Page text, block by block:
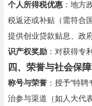
个人所得税优惠 ：地方
税返还或补贴（需符合
提供创业贷款贴息、政
识产权奖励 ：对获得专
四、荣誉与社会保障
称号与荣誉 ：授予“特
治参与渠道（如人大代